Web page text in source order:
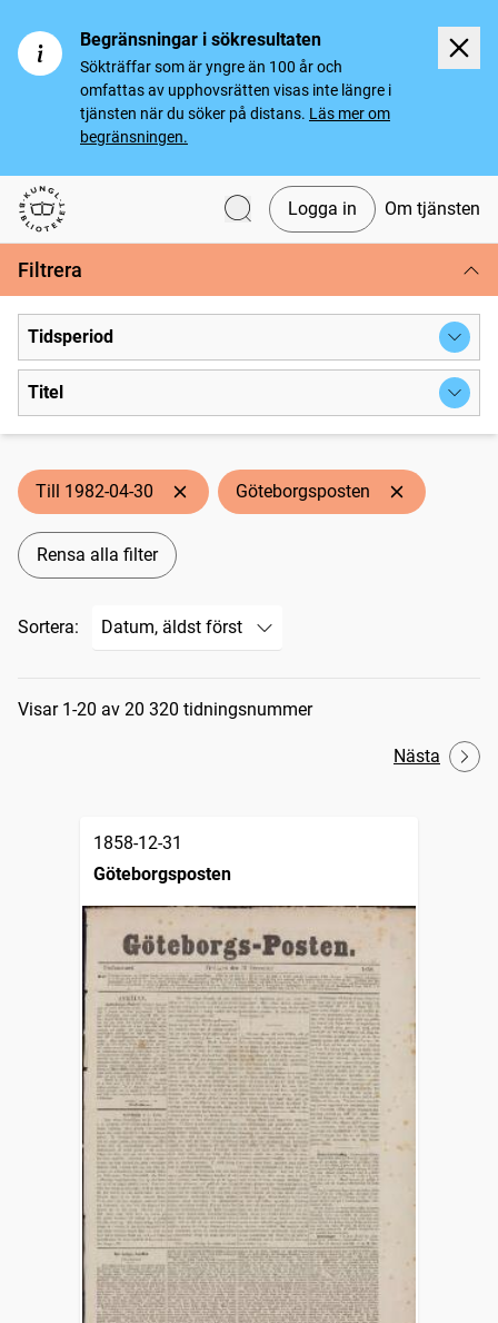
Begränsningar i sökresultaten
Sökträffar som är yngre än 100 år och
omfattas av upphovsrätten visas inte längre i
tjänsten när du söker på distans. Läs mer om
begränsningen.
Svenska tidningar
Logga in Om tjänsten
Filtrera
Tidsperiod
Titel
Till 1982-04-30 Göteborgsposten
Rensa alla filter
Sortera:
Sökresultat
Visar 1-20 av 20 320 tidningsnummer
Nästa
1858-12-31
Göteborgsposten